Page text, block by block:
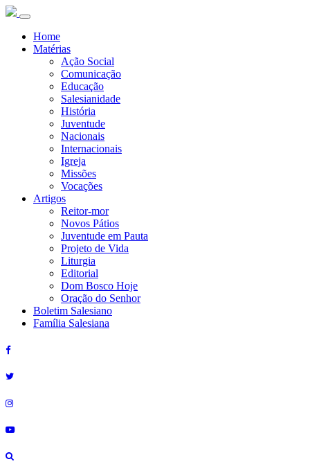
Home
Matérias
Ação Social
Comunicação
Educação
Salesianidade
História
Juventude
Nacionais
Internacionais
Igreja
Missões
Vocações
Artigos
Reitor-mor
Novos Pátios
Juventude em Pauta
Projeto de Vida
Liturgia
Editorial
Dom Bosco Hoje
Oração do Senhor
Boletim Salesiano
Família Salesiana